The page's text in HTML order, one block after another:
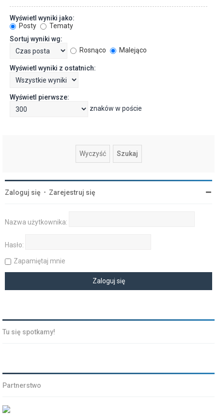
Wyświetl wyniki jako:
Posty
Tematy
Sortuj wyniki wg:
Rosnąco
Malejąco
Wyświetl wyniki z ostatnich:
Wyświetl pierwsze:
znaków w poście
Zaloguj się • Zarejestruj się
Nazwa użytkownika:
Hasło:
Zapamiętaj mnie
Tu się spotkamy!
Partnerstwo